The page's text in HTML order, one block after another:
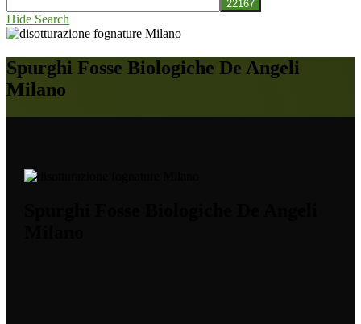
Hide Search
Spurghi Fosse Biologiche De Angeli
Milano